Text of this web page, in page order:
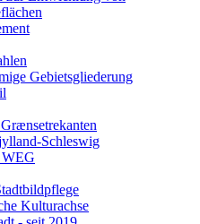
Gebietsgliederung
Schleswig
Kulturachse